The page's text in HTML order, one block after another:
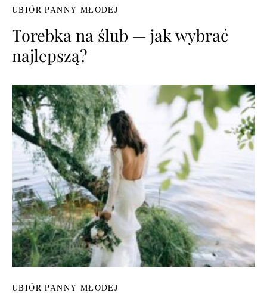
UBIÓR PANNY MŁODEJ
Torebka na ślub — jak wybrać
najlepszą?
UBIÓR PANNY MŁODEJ